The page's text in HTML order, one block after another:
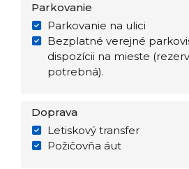
Parkovanie
Parkovanie na ulici
Bezplatné verejné
dispozícii na mieste
potrebná).
Doprava
Letiskový transfer
Požičovňa áut